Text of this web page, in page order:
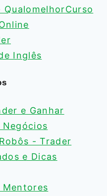
Inglês
e Ganhar
Negócios
- Trader
e Dicas
Mentores